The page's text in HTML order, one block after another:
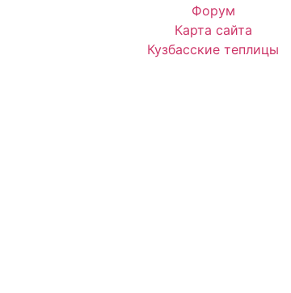
Форум
Карта сайта
Кузбасские теплицы